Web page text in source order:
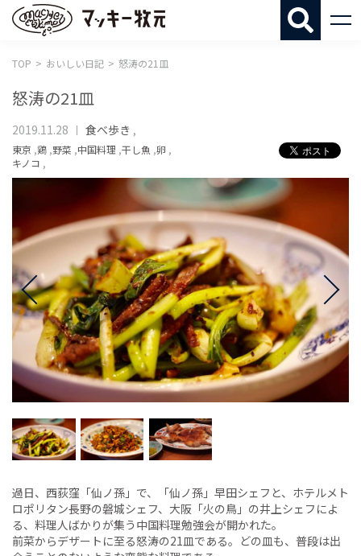
TOP おいしい日記 怒涛の21皿
怒涛の21皿
2019.11.28 食べ歩き ,
東京 ,鶏 ,野菜 ,中国料理 ,干し魚 ,卵 ,
キノコ ,
過日、西荻窪「仙ノ孫」で、「仙ノ孫」早田シェフと、ホテルメト
ロポリタン長野の磐城シェフ、大阪「火の鳥」の井上シェフによ
る、料理人ばかりが集う中国料理勉強会が開かれた。
前菜からデザートに至る怒涛の21皿である。どの皿も、普段は出